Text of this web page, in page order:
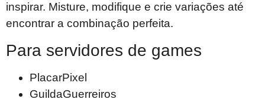
inspirar. Misture, modifique e crie variações até
encontrar a combinação perfeita.
Para servidores de games
PlacarPixel
GuildaGuerreiros